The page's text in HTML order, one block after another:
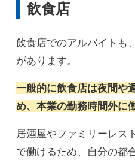
飲食店
飲食店でのアルバイトも
があります。
一般的に飲食店は夜間や
め、本業の勤務時間外に
居酒屋やファミリーレス
で働けるため、自分の都